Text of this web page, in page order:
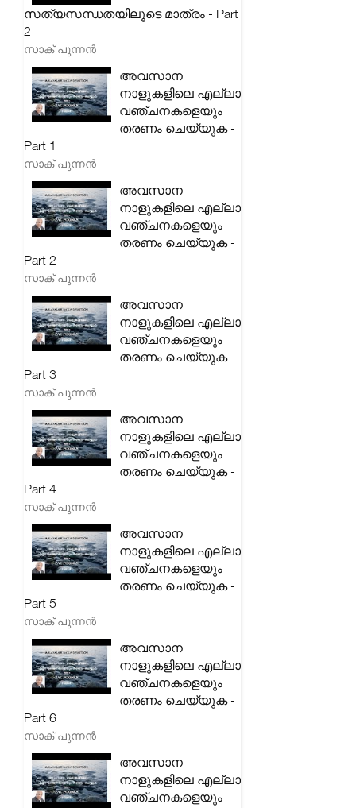
സത്യസന്ധതയിലൂടെ മാത്രം - Part
2
സാക് പുന്നൻ
അവസാന
നാളുകളിലെ എല്ലാ
വഞ്ചനകളെയും
തരണം ചെയ്യുക -
Part 1
സാക് പുന്നൻ
അവസാന
നാളുകളിലെ എല്ലാ
വഞ്ചനകളെയും
തരണം ചെയ്യുക -
Part 2
സാക് പുന്നൻ
അവസാന
നാളുകളിലെ എല്ലാ
വഞ്ചനകളെയും
തരണം ചെയ്യുക -
Part 3
സാക് പുന്നൻ
അവസാന
നാളുകളിലെ എല്ലാ
വഞ്ചനകളെയും
തരണം ചെയ്യുക -
Part 4
സാക് പുന്നൻ
അവസാന
നാളുകളിലെ എല്ലാ
വഞ്ചനകളെയും
തരണം ചെയ്യുക -
Part 5
സാക് പുന്നൻ
അവസാന
നാളുകളിലെ എല്ലാ
വഞ്ചനകളെയും
തരണം ചെയ്യുക -
Part 6
സാക് പുന്നൻ
അവസാന
നാളുകളിലെ എല്ലാ
വഞ്ചനകളെയും